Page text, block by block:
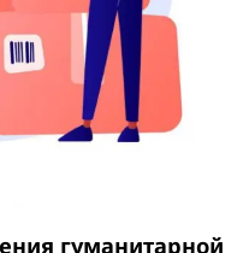
гуманитарной